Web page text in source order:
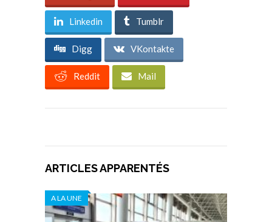
Linkedin Tumblr
Digg VKontakte
Reddit Mail
ARTICLES APPARENTÉS
A LA UNE